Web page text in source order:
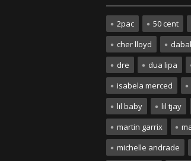
2pac 50 cent
cher lloyd
dre
dua lipa
isabela merced
lil baby
lil tjay
martin garrix
michelle andrade